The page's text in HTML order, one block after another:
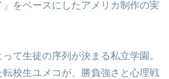
」をベースにしたアメリカ制作の実
て生徒の序列が決まる私立学園。
校生ユメコが、勝負強さと心理戦